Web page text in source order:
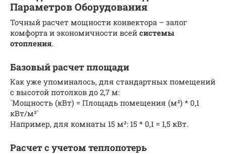
Параметров Оборудования
Точный расчет мощности конвектора – залог
комфорта и экономичности всей системы
отопления.
Базовый расчет площади
Как уже упоминалось, для стандартных помещений
с высотой потолков до 2,7 м:
`Мощность (кВт) = Площадь помещения (м²) * 0,1
кВт/м²`
Например, для комнаты 15 м²: 15 * 0,1 = 1,5 кВт.
Расчет с учетом теплопотерь